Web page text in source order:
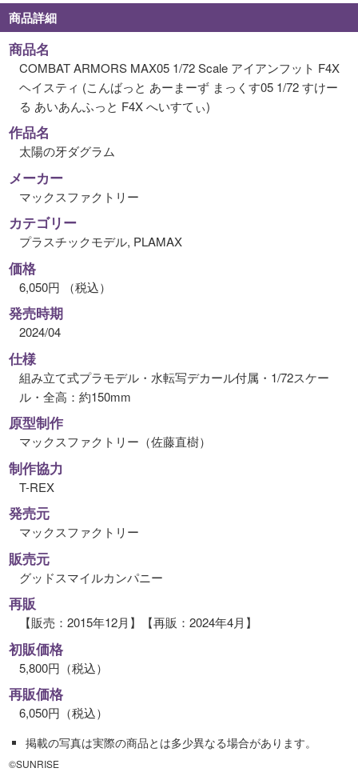
商品詳細
商品名
COMBAT ARMORS MAX05 1/72 Scale アイアンフット F4X
ヘイスティ (こんばっと あーまーず まっくす05 1/72 すけー
る あいあんふっと F4X へいすてぃ)
作品名
太陽の牙ダグラム
メーカー
マックスファクトリー
カテゴリー
プラスチックモデル, PLAMAX
価格
6,050円 （税込）
発売時期
2024/04
仕様
組み立て式プラモデル・水転写デカール付属・1/72スケー
ル・全高：約150mm
原型制作
マックスファクトリー（佐藤直樹）
制作協力
T-REX
発売元
マックスファクトリー
販売元
グッドスマイルカンパニー
再販
【販売：2015年12月】【再販：2024年4月】
初販価格
5,800円（税込）
再販価格
6,050円（税込）
掲載の写真は実際の商品とは多少異なる場合があります。
©SUNRISE